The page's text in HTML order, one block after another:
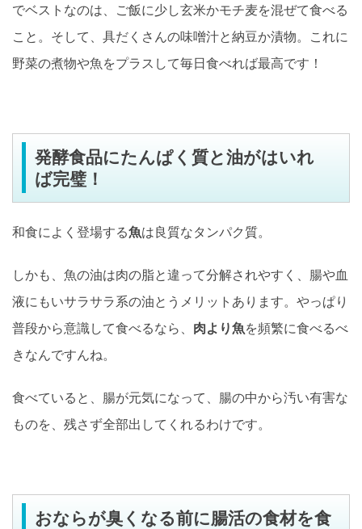
でベストなのは、ご飯に少し玄米かモチ麦を混ぜて食べる
こと。そして、具だくさんの味噌汁と納豆か漬物。これに
野菜の煮物や魚をプラスして毎日食べれば最高です！
発酵食品にたんぱく質と油がはいれ
ば完璧！
和食によく登場する魚は良質なタンパク質。
しかも、魚の油は肉の脂と違って分解されやすく、腸や血
液にもいサラサラ系の油とうメリットあります。やっぱり
普段から意識して食べるなら、 肉より魚を頻繁に食べるべ
きなんですんね。
食べていると、腸が元気になって、腸の中から汚い有害な
ものを、残さず全部出してくれるわけです。
おならが臭くなる前に腸活の食材を食